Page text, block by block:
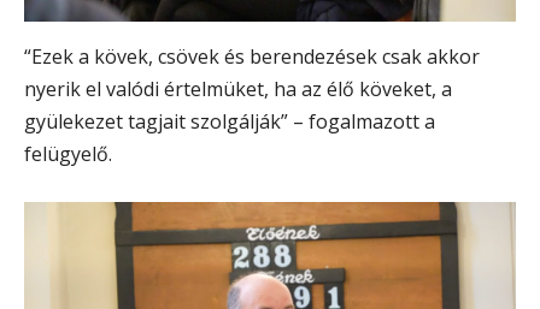
“Ezek a kövek, csövek és berendezések csak akkor
nyerik el valódi értelmüket, ha az élő köveket, a
gyülekezet tagjait szolgálják” – fogalmazott a
felügyelő.